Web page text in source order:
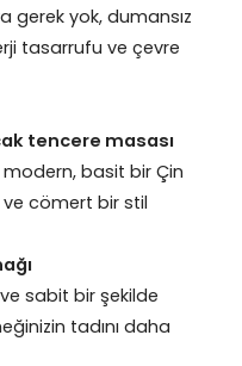
gerek yok, dumansız
tasarrufu ve çevre
tencere masası
basit bir Çin
ve cömert bir stil
sabit bir şekilde
tadını daha